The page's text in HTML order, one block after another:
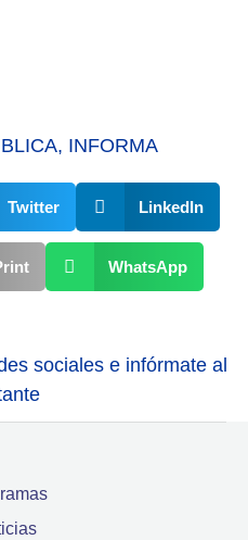
INFORMA
Twitter LinkedIn
WhatsApp
sociales e infórmate al